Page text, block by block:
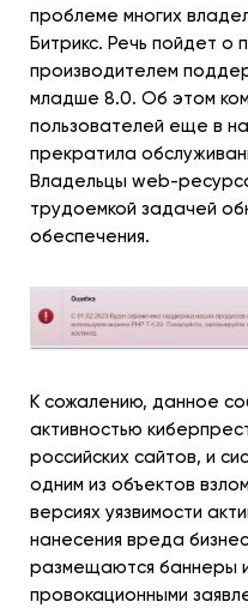
проблеме многих
Битрикс. Речь пойдет о
производителем
младше 8.0. Об этом
пользователей еще в
прекратила
Владельцы web-
трудоемкой задачей
обеспечения.
К сожалению, данное
активностью
российских сайтов, и
одним из объектов
версиях уязвимости
нанесения вреда
размещаются баннеры
провокационными